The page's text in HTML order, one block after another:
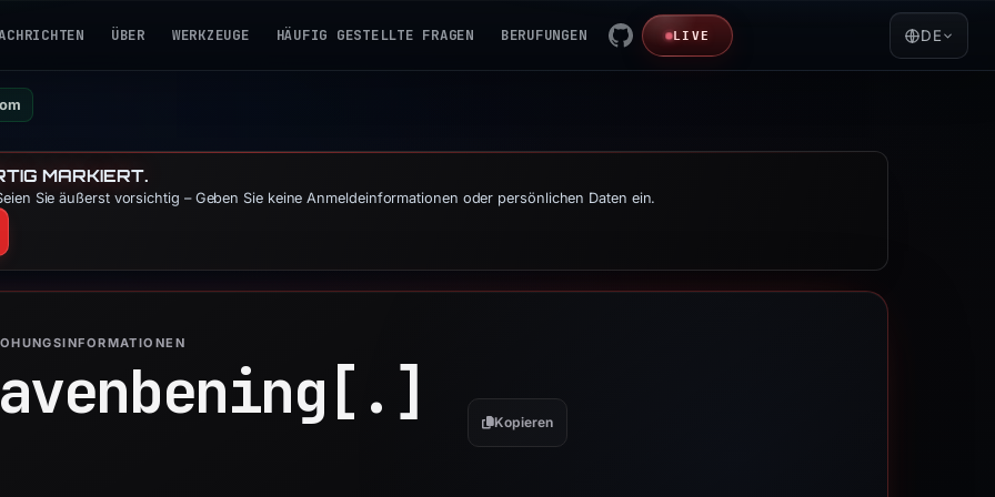
ÜBER WERKZEUGE HÄUFIG GESTELLTE FRAGEN BERUFUNGEN LIVE DE
MARKIERT.
Sie äußerst vorsichtig – Geben Sie keine Anmeldeinformationen oder persönlichen Daten ein.
Kopieren